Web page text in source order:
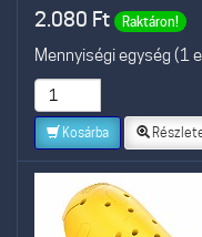
2.080 Ft Raktáron!
Mennyiségi egység (1
Kosárba